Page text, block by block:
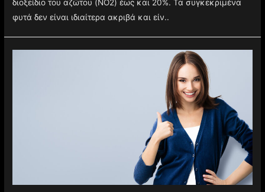
διοξείδιο του αζώτου (NO2) έως και 20%. Τα συγκεκριμένα
φυτά δεν είναι ιδιαίτερα ακριβά και είν..